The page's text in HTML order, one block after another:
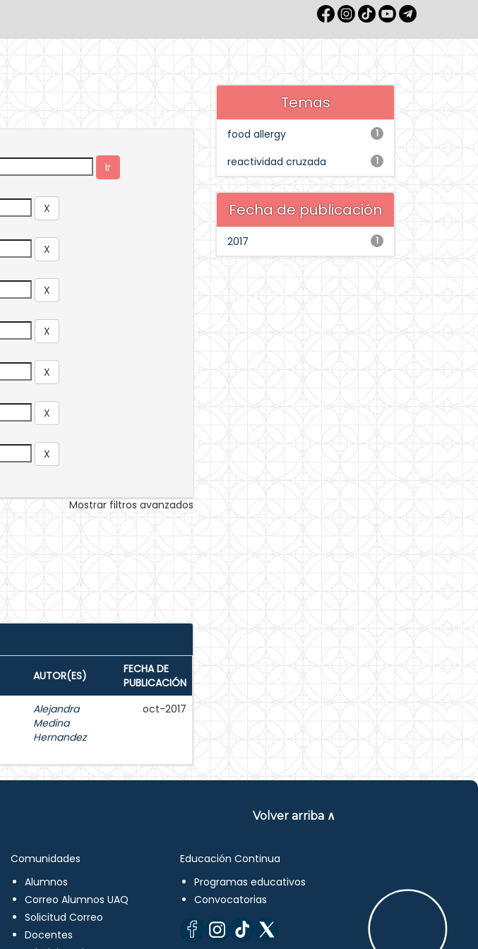
Mostrar filtros avanzados
AUTOR(ES)
FECHA DE
PUBLICACIÓN
Alejandra
Medina
Hernandez
oct-2017
Temas
1
food allergy
1
reactividad cruzada
Fecha de publicación
1
2017
Volver arriba ∧
Comunidades
Alumnos
Correo Alumnos UAQ
Solicitud Correo
Docentes
Educación Continua
Programas educativos
Convocatorias